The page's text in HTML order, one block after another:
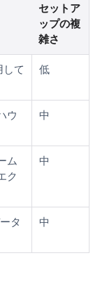
セットア
ップの複
雑さ
て
低
ウ
中
ム
ク
中
タ
中